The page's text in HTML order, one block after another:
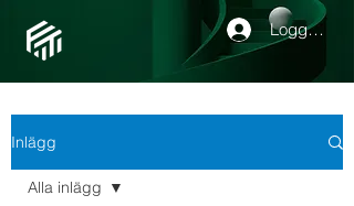
Logga in
Inlägg
Alla inlägg